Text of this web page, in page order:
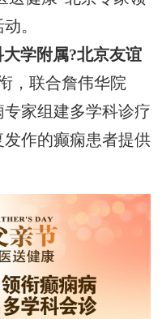
。
学附属?北京友谊
，联合詹伟华院
家组建多学科诊疗
作的癫痫患者提供